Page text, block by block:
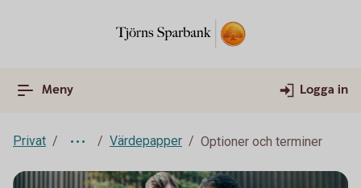
Meny Logga in
Privat Värdepapper Optioner och terminer